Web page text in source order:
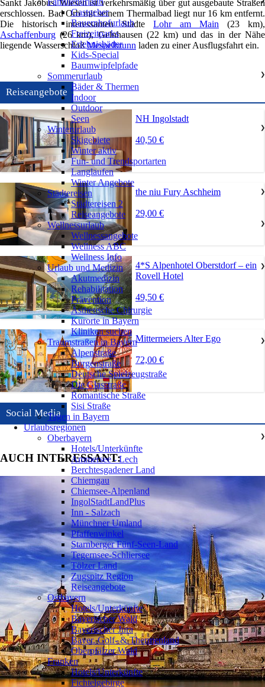
Sankt Jakobus. Wiesen ist verkehrsmäßig über gut ausgebaute Straßen
erschlossen. Bad Orb mit seinem Thermalbad liegt nur 16 km entfernt.
Die historisch interessanten Städte Lohr am Main (23 km),
Aschaffenburg (26 km), Gelnhausen (22 km) und das in der Nähe
liegende WasserschloßMespelbrunn laden zu einer Ausflugsfahrt ein.
Reiseangebote
NH Ingolstadt
40,50 €
the niu Fury Aschheim
29,00 €
4*S Alpenhotel Oberstdorf – ein
Rovell Hotel
49,50 €
Mittermeiers Alter Ego
72,00 €
Social Media
AUCH INTERESSANT:
Gastgeber
Bauernhofurlaub
Freizeitparks
Erlebnisbäder
Kids-Special
Baumwipfelpfade
Sommerurlaub
❯
Bäder & Thermen
Indoor
Outdoor
Seen
Winterurlaub
❯
Skigebiete
Winter aktiv
Fun- und Trendsportarten
Langlaufen
Winter Angebote
Städtereisen
❯
Städtereisen 2
Reiseangebote
Wellnessurlaub
❯
Wellnessangebote
Wellness ABC
Wellness Info
Urlaub und Medizin
❯
Akutmedizin
Rehabilitation
Prävention
Ästhetische Chirurgie
Kurorte in Bayern
Kliniken suchen
Traumstraßen in Bayern
❯
Alpenstraße
Burgenstraße
Deutsche Spielzeugstraße
Die Glasstraße
Romantische Straße
Sisi Straße
Tagen in Bayern
Urlaubsregionen
Oberbayern
❯
Hotels/Unterkünfte
Ammersee - Lech
Berchtesgadener Land
Chiemgau
Chiemsee-Alpenland
IngolStadtLandPlus
Inn - Salzach
Münchner Umland
Pfaffenwinkel
Starnberger Fünf-Seen-Land
Tegernsee-Schliersee
Tölzer Land
Zugspitz Region
Reiseangebote
Ostbayern
❯
Hotels/Unterkünfte
Bayerischer Wald
Bayerischer Jura
Bayer. Golf- & Thermenland
Oberpfälzer Wald
Franken
❯
Hotels/Unterkünfte
Fichtelgebirge